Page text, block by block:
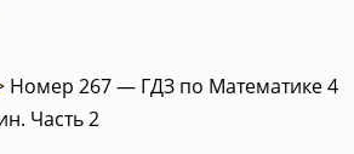
Номер 267 — ГДЗ по Математике 4
Часть 2